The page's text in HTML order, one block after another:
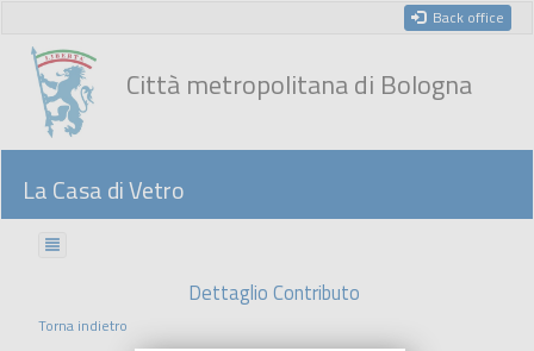
Back office
Città metropolitana di Bologna
La Casa di Vetro
Dettaglio Contributo
Torna indietro